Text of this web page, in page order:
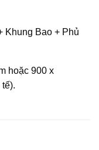
Khung Bao + Phủ
hoặc 900 x